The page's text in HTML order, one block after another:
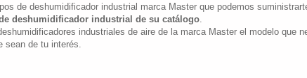
de deshumidificador industrial marca Master que podemos
deshumidificador industrial de su catálogo.
industriales de aire de la marca Master el modelo que
de tu interés.